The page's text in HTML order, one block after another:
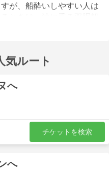
が、船酔いしやすい人は
、ロックンロールのよう
に座りましょう。
ェリーの旅は、オンライ
窓口に足を運ぶことな
できるのです。
ターミナル
行くことができる主なタ
事前にターミナルガイド
ルート
へ
チケットを検索
へ